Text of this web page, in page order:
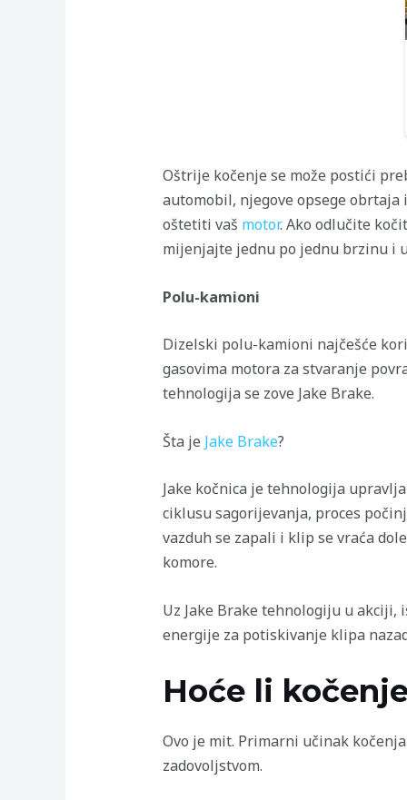
Oštrije kočenje se može postići
automobil, njegove opsege
oštetiti vaš motor. Ako odlučite
mijenjajte jednu po jednu brzinu i
Polu-kamioni
Dizelski polu-kamioni najčešće
gasovima motora za stvaranje
tehnologija se zove Jake Brake.
Šta je Jake Brake?
Jake kočnica je tehnologija
ciklusu sagorijevanja, proces
vazduh se zapali i klip se vraća
komore.
Uz Jake Brake tehnologiju u
energije za potiskivanje klipa
Hoće li
Ovo je mit. Primarni učinak
zadovoljstvom.